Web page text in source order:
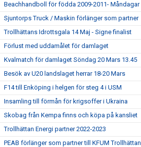
Beachhandboll för födda 2009-2011- Måndagar
Sjuntorps Truck / Maskin förlänger som partner
Trollhättans Idrottsgala 14 Maj - Signe finalist
Förlust med uddamålet för damlaget
Kvalmatch för damlaget Söndag 20 Mars 13.45
Besök av U20 landslaget herrar 18-20 Mars
F14 till Enköping i helgen för steg 4 i USM
Insamling till förmån för krigsoffer i Ukraina
Skobag från Kempa finns och köpa på kansliet
Trollhättan Energi partner 2022-2023
PEAB förlänger som partner till KFUM Trollhättan